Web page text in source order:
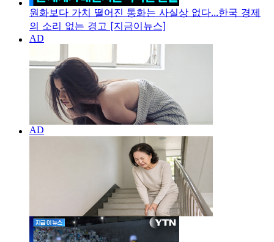
원화보다 가치 떨어진 통화는 사실상 없다...한국 경제
의 소리 없는 경고 [지금이뉴스]